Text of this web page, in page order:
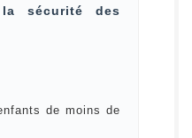
sécurité des
de moins de